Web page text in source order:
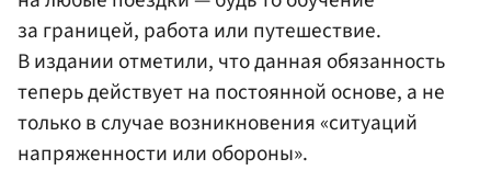
за границей, работа или путешествие.
В издании отметили, что данная обязанность
теперь действует на постоянной основе, а не
только в случае возникновения «ситуаций
напряженности или обороны».